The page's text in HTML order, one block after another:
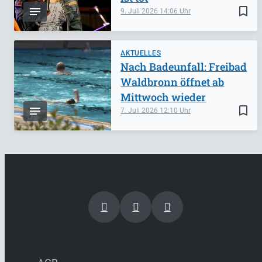
bookmark_border
9. Juli 2026 14:06
AKTUELLES
bookmark_border
7. Juli 2026 12:10
Nach Badeunfall: Freibad
Waldbronn öffnet ab
Mittwoch wieder